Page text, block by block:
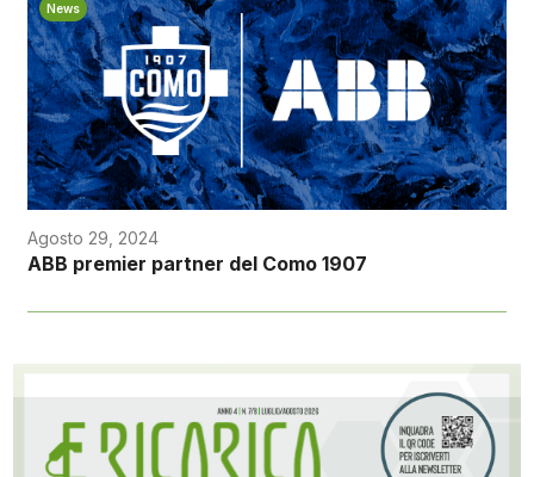
News
Agosto 29, 2024
ABB premier partner del Como 1907